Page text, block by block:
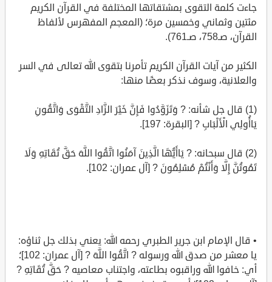
جاءت كلمة التقوى بمشتقاتها المختلفة في القرآن الكريم
مئتين وثماني وخمسين مرة؛ (المعجم المفهرس لألفاظ
القرآن، صـ758، صـ761).
الكثير من آيات القرآن الكريم تأمرنا بتقوى الله تعالى في السر
والعلانية، وسوف نذكر بعضًا منها:
(1) قال جل شأنه: ? وَتَزَوَّدُوا فَإِنَّ خَيْرَ الزَّادِ التَّقْوَى وَاتَّقُونِ
يَاأُولِي الْأَلْبَابِ ? [البقرة: 197].
(2) قال سبحانه: ? يَاأَيُّهَا الَّذِينَ آمَنُوا اتَّقُوا اللَّهَ حَقَّ تُقَاتِهِ وَلَا
تَمُوتُنَّ إِلَّا وَأَنْتُمْ مُسْلِمُونَ ? [آل عمران: 102].
• قال الإمام ابن جرير الطبري رحمه الله: يعني بذلك جل ثناؤه:
يا معشر من صدق الله ورسوله ? اتَّقُوا اللَّهَ ? [آل عمران: 102]؛
أي: خافوا الله وراقبوه بطاعته، واجتناب معاصيه ? حَقَّ تُقَاتِهِ ?